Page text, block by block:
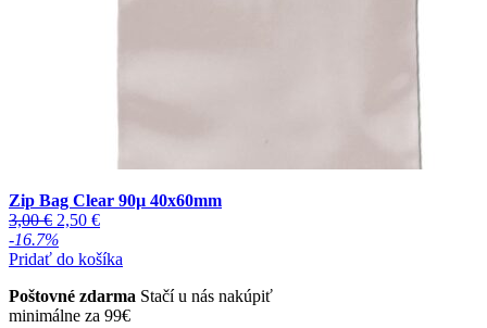
Zip Bag Clear 90µ 40x60mm
3,00€ Pôvodná
cena
bola:
2,50 €Aktuálna
je:
-16.7%
Pridať do košíka
Poštovné zdarma Stačí u nás nakúpiť
minimálne za 99€